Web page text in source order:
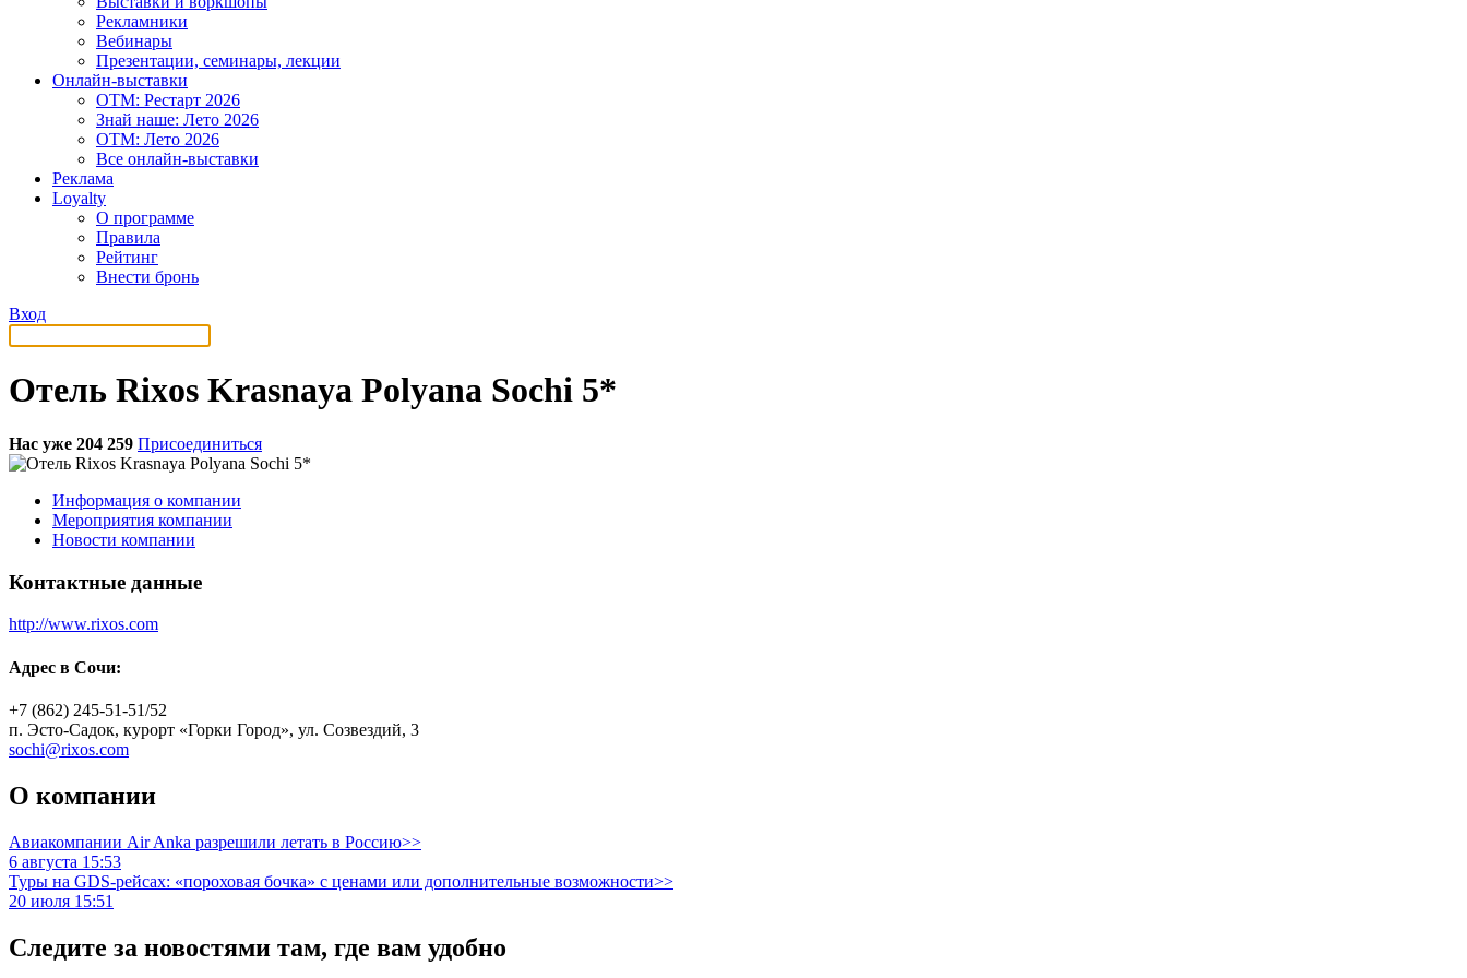
Рекламники
Вебинары
Презентации, семинары, лекции
Онлайн-выставки
OTM: Рестарт 2026
Знай наше: Лето 2026
OTM: Лето 2026
Все онлайн-выставки
Реклама
Loyalty
О программе
Правила
Рейтинг
Внести бронь
Вход
Отель Rixos Krasnaya Polyana Sochi 5*
Нас уже 204 259 Присоединиться
Информация о компании
Мероприятия компании
Новости компании
Контактные данные
http://www.rixos.com
Адрес в Сочи:
+7 (862) 245-51-51/52
п. Эсто-Садок, курорт «Горки Город», ул. Созвездий, 3
sochi@rixos.com
О компании
Авиакомпании Air Anka разрешили летать в Россию>>
6 августа 15:53
Туры на GDS-рейсах: «пороховая бочка» с ценами или дополнительные возможности>>
20 июля 15:51
Следите за новостями там, где вам удобно